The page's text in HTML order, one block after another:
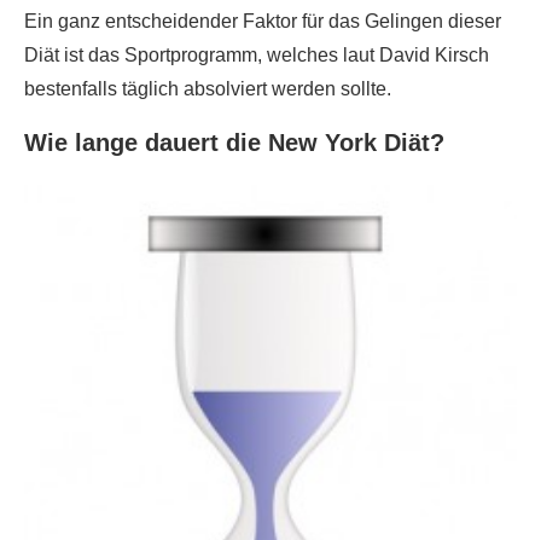
Ein ganz entscheidender Faktor für das Gelingen dieser
Diät ist das Sportprogramm, welches laut David Kirsch
bestenfalls täglich absolviert werden sollte.
Wie lange dauert die New York Diät?